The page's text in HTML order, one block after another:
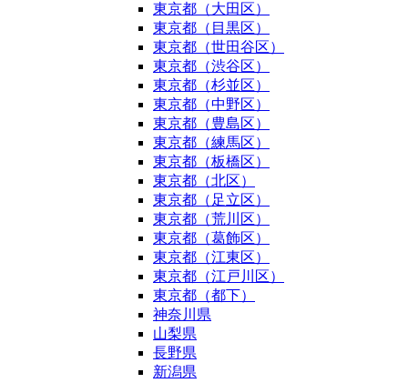
東京都（大田区）
東京都（目黒区）
東京都（世田谷区）
東京都（渋谷区）
東京都（杉並区）
東京都（中野区）
東京都（豊島区）
東京都（練馬区）
東京都（板橋区）
東京都（北区）
東京都（足立区）
東京都（荒川区）
東京都（葛飾区）
東京都（江東区）
東京都（江戸川区）
東京都（都下）
神奈川県
山梨県
長野県
新潟県